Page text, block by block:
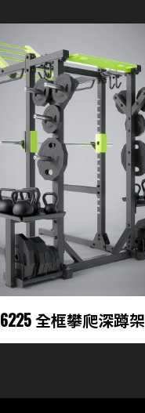
全框攀爬深蹲架